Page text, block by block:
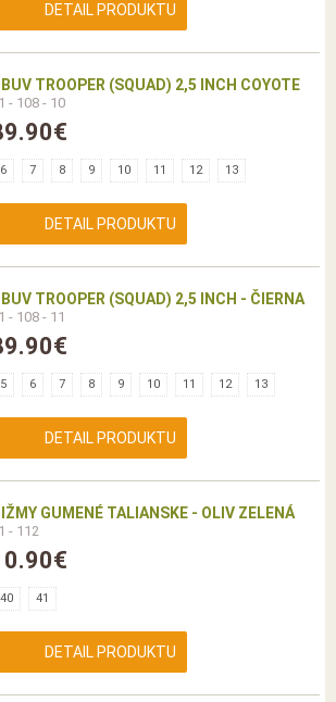
DETAIL PRODUKTU
TROOPER (SQUAD) 2,5 INCH COYOTE
- 108 - 10
6 7 8 9 10 11 12 13
DETAIL PRODUKTU
TROOPER (SQUAD) 2,5 INCH - ČIERNA
- 108 - 11
5 6 7 8 9 10 11 12 13
DETAIL PRODUKTU
GUMENÉ TALIANSKE - OLIV ZELENÁ
- 112
40 41
DETAIL PRODUKTU